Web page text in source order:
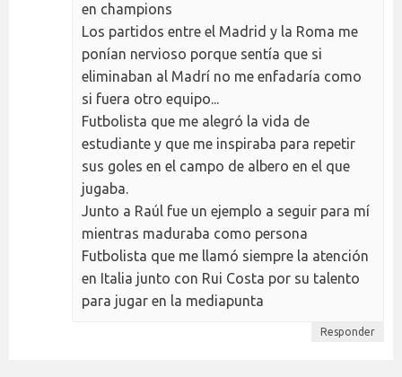
en champions
Los partidos entre el Madrid y la Roma me
ponían nervioso porque sentía que si
eliminaban al Madrí no me enfadaría como
si fuera otro equipo...
Futbolista que me alegró la vida de
estudiante y que me inspiraba para repetir
sus goles en el campo de albero en el que
jugaba.
Junto a Raúl fue un ejemplo a seguir para mí
mientras maduraba como persona
Futbolista que me llamó siempre la atención
en Italia junto con Rui Costa por su talento
para jugar en la mediapunta
Responder